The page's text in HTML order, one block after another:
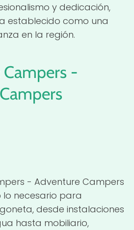
y dedicación,
establecido como una
en la región.
-
- Adventure Campers
necesario para
desde instalaciones
hasta mobiliario,